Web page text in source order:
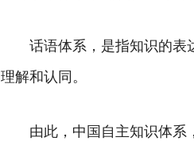
话语体系，是指知识的表
理解和认同。
由此，中国自主知识体系